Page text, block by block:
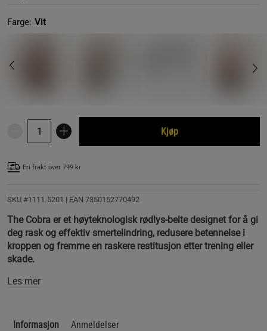
Farge: Vit
Kjøp
Fri frakt över 799 kr
SKU #1111-5201 | EAN 7350152770492
The Cobra er et høyteknologisk rødlys-belte designet for å gi
deg rask og effektiv smertelindring, redusere betennelse i
kroppen og fremme en raskere restitusjon etter trening eller
skade.
Les mer
Informasjon Anmeldelser